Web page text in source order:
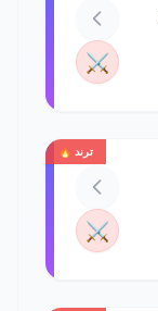
⚔️
ترند 🔥
⚔️